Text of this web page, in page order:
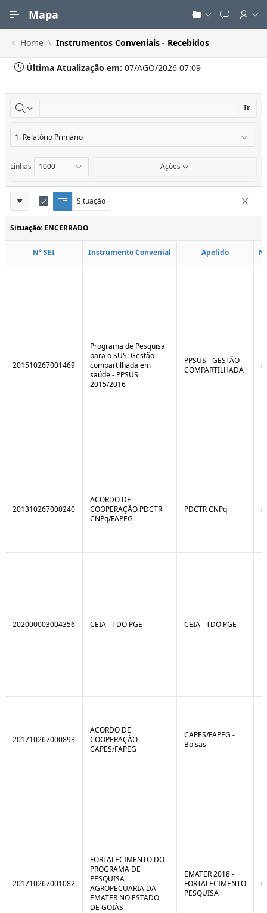
Mapa
Home Instrumentos Conveniais - Recebidos
Última Atualização em: 07/AGO/2026 07:09
Ir
Linhas Ações
Definições
do
Relatório
Situação
Q
u
e
b
E
d
i
t
Situação: ENCERRADO
N° SEI Instrumento Convenial Apelido
201510267001469
Programa de Pesquisa
para o SUS: Gestão
compartilhada em
saúde - PPSUS
2015/2016
PPSUS - GESTÃO
COMPARTILHADA
201310267000240
ACORDO DE
COOPERAÇÃO PDCTR
CNPq/FAPEG
PDCTR CNPq
202000003004356 CEIA - TDO PGE CEIA - TDO PGE
201710267000893
ACORDO DE
COOPERAÇÃO
CAPES/FAPEG
CAPES/FAPEG -
Bolsas
201710267001082
FORLALECIMENTO DO
PROGRAMA DE
PESQUISA
AGROPECUARIA DA
EMATER NO ESTADO
DE GOIÁS
EMATER 2018 -
FORTALECIMENTO
PESQUISA